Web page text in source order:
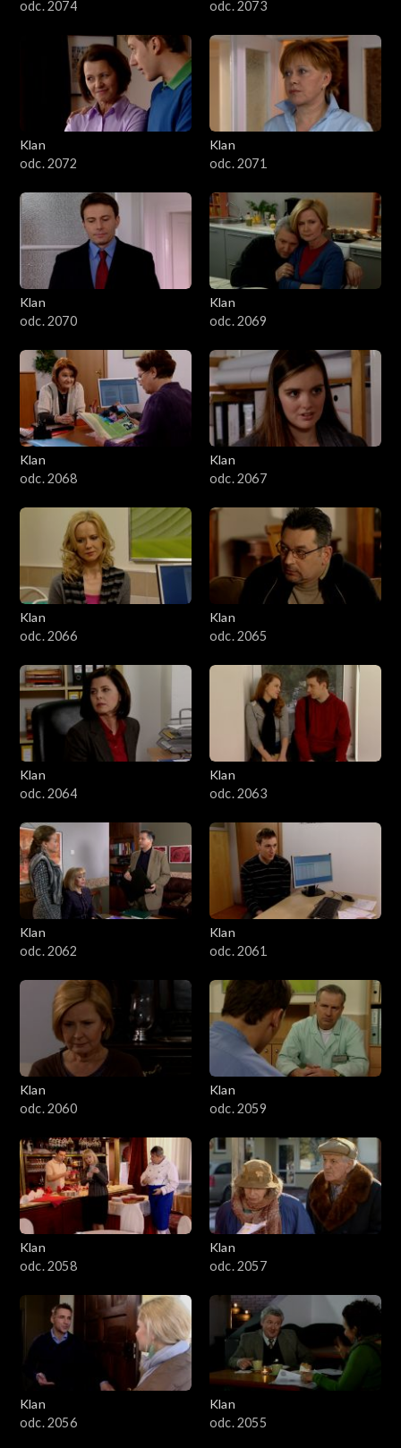
odc. 2074 odc. 2073
Klan
odc. 2072
Klan
odc. 2071
Klan
odc. 2070
Klan
odc. 2069
Klan
odc. 2068
Klan
odc. 2067
Klan
odc. 2066
Klan
odc. 2065
Klan
odc. 2064
Klan
odc. 2063
Klan
odc. 2062
Klan
odc. 2061
Klan
odc. 2060
Klan
odc. 2059
Klan
odc. 2058
Klan
odc. 2057
Klan
odc. 2056
Klan
odc. 2055